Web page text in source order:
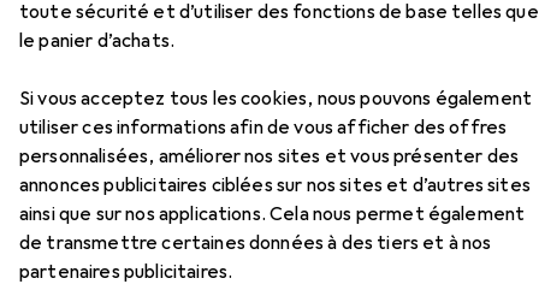
toute sécurité et d’utiliser des fonctions de base telles que
le panier d’achats.
Si vous acceptez tous les cookies, nous pouvons également
utiliser ces informations afin de vous afficher des offres
personnalisées, améliorer nos sites et vous présenter des
annonces publicitaires ciblées sur nos sites et d’autres sites
ainsi que sur nos applications. Cela nous permet également
de transmettre certaines données à des tiers et à nos
partenaires publicitaires.
Accessoires pour Goliath Toys
Willi Wackel
Ici, vous trouverez des accessoires compatibles avec le
produit Goliath Toys Willi Wackel de la catégorie
Batteries + piles.